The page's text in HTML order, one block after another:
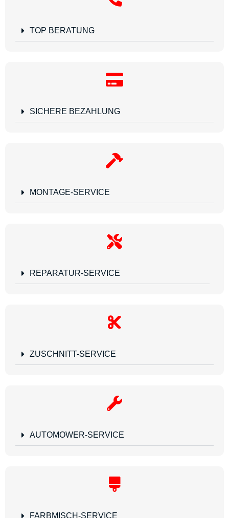
TOP BERATUNG
SICHERE BEZAHLUNG
MONTAGE-SERVICE
REPARATUR-SERVICE
ZUSCHNITT-SERVICE
AUTOMOWER-SERVICE
FARBMISCH-SERVICE